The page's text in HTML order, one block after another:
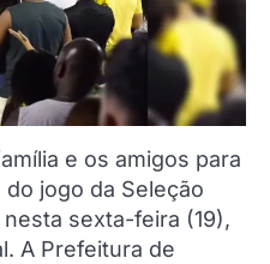
e os amigos para
jogo da Seleção
sexta-feira (19),
A Prefeitura de